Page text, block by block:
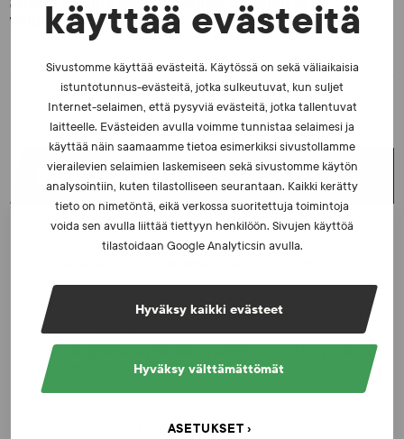
käyttää evästeitä
Sivustomme käyttää evästeitä. Käytössä on sekä väliaikaisia
istuntotunnus-evästeitä, jotka sulkeutuvat, kun suljet
Internet-selaimen, että pysyviä evästeitä, jotka tallentuvat
laitteelle. Evästeiden avulla voimme tunnistaa selaimesi ja
käyttää näin saamaamme tietoa esimerkiksi sivustollamme
vierailevien selaimien laskemiseen sekä sivustomme käytön
analysointiin, kuten tilastolliseen seurantaan. Kaikki kerätty
tieto on nimetöntä, eikä verkossa suoritettuja toimintoja
voida sen avulla liittää tiettyyn henkilöön. Sivujen käyttöä
tilastoidaan Google Analyticsin avulla.
Hyväksy kaikki evästeet
Hyväksy välttämättömät
ASETUKSET
väkivaltaisten alakulttuurien suhteesta
UUSIMMAT UUTISET
UUTISET - 5.8.2026
Dopingrikkomuspäätösten julkistaminen: kysymyksiä
ja vastauksia EUT:n ratkaisusta